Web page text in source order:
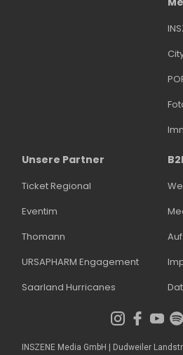
Unsere Partner
Ticket Regional
Eventim
Thomann
URSAPHARM Engagement
Saarland Hurricanes
INSZENE Media GmbH | Dudweiler